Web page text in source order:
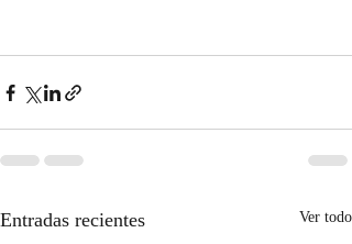
Entradas recientes Ver todo